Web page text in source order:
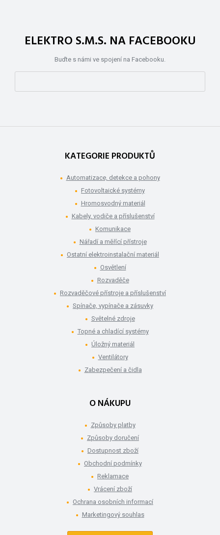
ELEKTRO S.M.S. NA FACEBOOKU
Buďte s námi ve spojení na Facebooku.
KATEGORIE PRODUKTŮ
Automatizace, detekce a pohony
Fotovoltaické systémy
Hromosvodný materiál
Kabely, vodiče a příslušenství
Komunikace
Nářadí a měřící přístroje
Ostatní elektroinstalační materiál
Osvětlení
Rozvaděče
Rozvaděčové přístroje a příslušenství
Spínače, vypínače a zásuvky
Světelné zdroje
Topné a chladící systémy
Úložný materiál
Ventilátory
Zabezpečení a čidla
O NÁKUPU
Způsoby platby
Způsoby doručení
Dostupnost zboží
Obchodní podmínky
Reklamace
Vrácení zboží
Ochrana osobních informací
Marketingový souhlas